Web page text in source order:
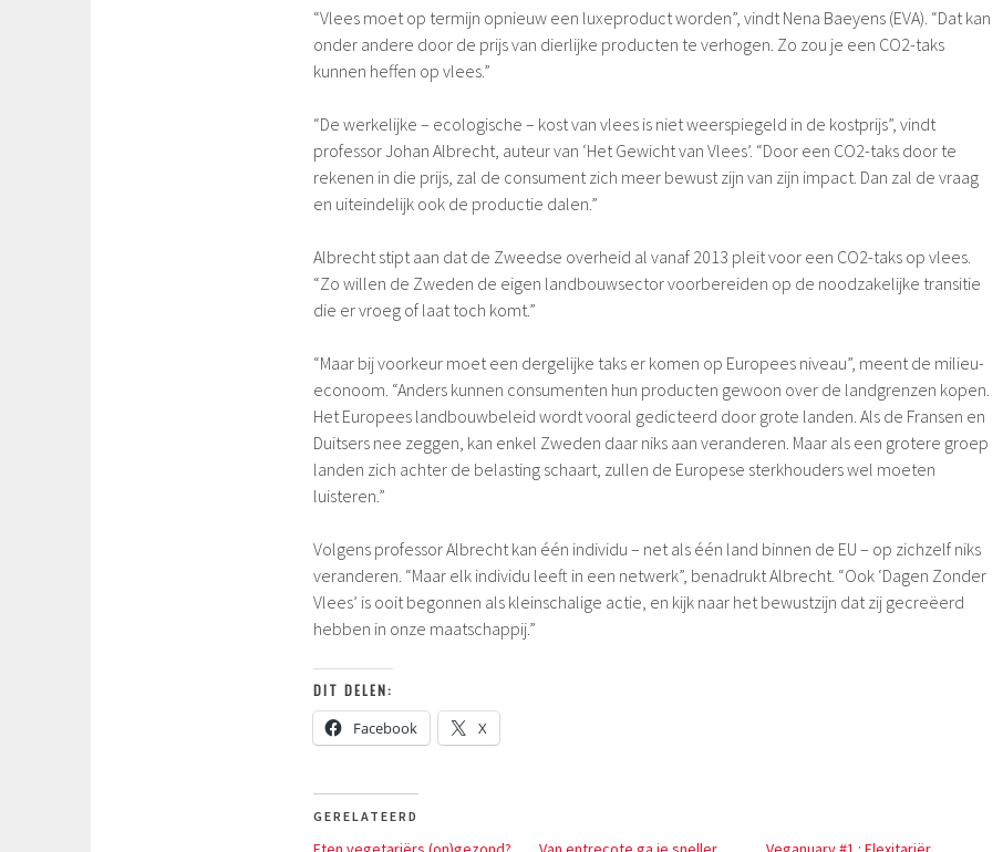
“Vlees moet op termijn opnieuw een luxeproduct worden”, vindt Nena Baeyens (EVA). “Dat kan
onder andere door de prijs van dierlijke producten te verhogen. Zo zou je een CO2-taks
kunnen heffen op vlees.”
“De werkelijke – ecologische – kost van vlees is niet weerspiegeld in de kostprijs”, vindt
professor Johan Albrecht, auteur van ‘Het Gewicht van Vlees’. “Door een CO2-taks door te
rekenen in die prijs, zal de consument zich meer bewust zijn van zijn impact. Dan zal de vraag
en uiteindelijk ook de productie dalen.”
Albrecht stipt aan dat de Zweedse overheid al vanaf 2013 pleit voor een CO2-taks op vlees.
“Zo willen de Zweden de eigen landbouwsector voorbereiden op de noodzakelijke transitie
die er vroeg of laat toch komt.”
“Maar bij voorkeur moet een dergelijke taks er komen op Europees niveau”, meent de milieu-
econoom. “Anders kunnen consumenten hun producten gewoon over de landgrenzen kopen.
Het Europees landbouwbeleid wordt vooral gedicteerd door grote landen. Als de Fransen en
Duitsers nee zeggen, kan enkel Zweden daar niks aan veranderen. Maar als een grotere groep
landen zich achter de belasting schaart, zullen de Europese sterkhouders wel moeten
luisteren.”
Volgens professor Albrecht kan één individu – net als één land binnen de EU – op zichzelf niks
veranderen. “Maar elk individu leeft in een netwerk”, benadrukt Albrecht. “Ook ‘Dagen Zonder
Vlees’ is ooit begonnen als kleinschalige actie, en kijk naar het bewustzijn dat zij gecreëerd
hebben in onze maatschappij.”
DIT DELEN:
Facebook X
GERELATEERD